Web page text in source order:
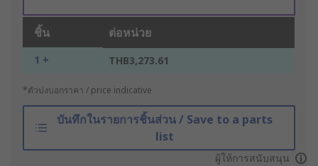
ชิ้น ต่อหน่วย
1 + THB3,273.61
*ตัวบ่งบอกราคา / price indicative
บันทึกในรายการชิ้นส่วน / Save to a parts
list
ผู้ให้การสนับสนุน